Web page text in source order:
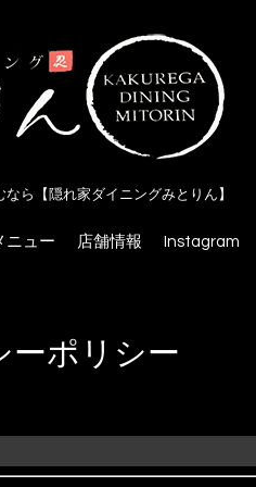
ら【隠れ家ダイニングみとりん】
ニュー 店舗情報 Instagram
ーポリシー